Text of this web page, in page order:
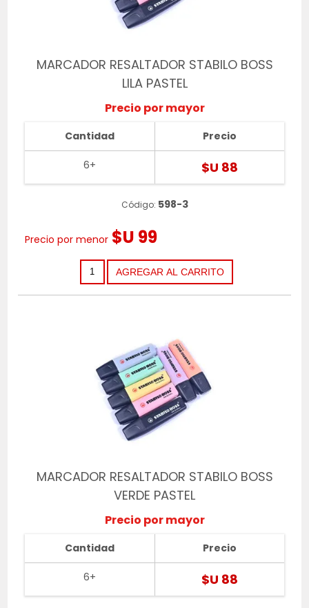
MARCADOR RESALTADOR STABILO BOSS
LILA PASTEL
Precio por mayor
Cantidad
6+
Precio
$U 88
Código: 598-3
Precio por menor $U 99
MARCADOR RESALTADOR STABILO BOSS
VERDE PASTEL
Precio por mayor
Cantidad
6+
Precio
$U 88